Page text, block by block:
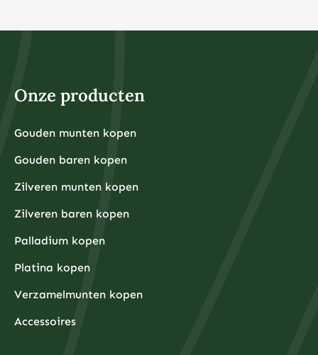
Onze producten
Gouden munten kopen
Gouden baren kopen
Zilveren munten kopen
Zilveren baren kopen
Palladium kopen
Platina kopen
Verzamelmunten kopen
Accessoires